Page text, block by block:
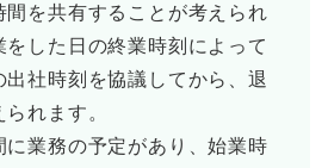
間を共有することが考えられ
をした日の終業時刻によって
出社時刻を協議してから、退
れます。
に業務の予定があり、始業時